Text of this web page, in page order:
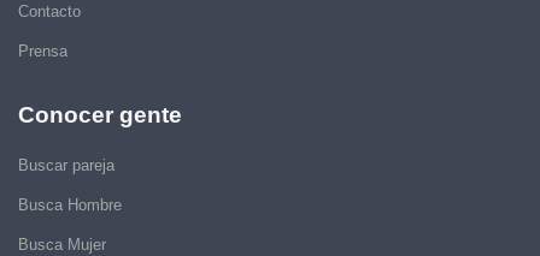
Contacto
Prensa
Conocer gente
Buscar pareja
Busca Hombre
Busca Mujer